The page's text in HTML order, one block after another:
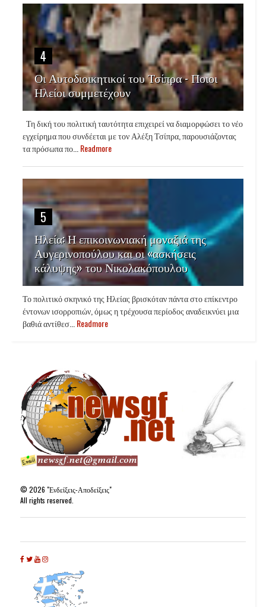
4
Οι Αυτοδιοικητικοί του Τσίπρα - Ποιοι
Ηλείοι συμμετέχουν
Τη δική του πολιτική ταυτότητα επιχειρεί να διαμορφώσει το νέο
εγχείρημα που συνδέεται με τον Αλέξη Τσίπρα, παρουσιάζοντας
τα πρόσωπα πο... Readmore
5
Ηλεία: Η επικοινωνιακή μοναξιά της
Αυγερινοπούλου και οι «ασκήσεις
κάλυψης» του Νικολακόπουλου
Το πολιτικό σκηνικό της Ηλείας βρισκόταν πάντα στο επίκεντρο
έντονων ισορροπιών, όμως η τρέχουσα περίοδος αναδεικνύει μια
βαθιά αντίθεσ... Readmore
©2026 "Ενδείξεις-Αποδείξεις"
All rights reserved.